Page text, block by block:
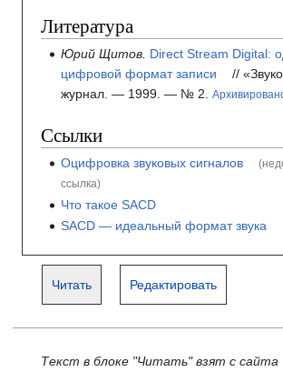
Литература
Юрий Щитов. Direct Stream Digital:
цифровой формат записи
//
журнал. — 1999. — № 2
Ссылки
Оцифровка звуковых сигналов
ссылка)
Что такое SACD
SACD — идеальный формат звука
Читать Редактировать
Текст в блоке "Читать" взят с сайта